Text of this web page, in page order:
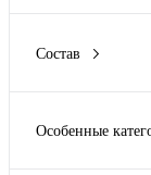
Мартин
0.085
Состав
Курица
Особенные